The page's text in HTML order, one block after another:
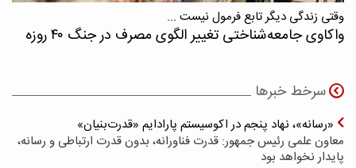
وقتی زندگی دیگر تابع فرمول نیست ...
واکاوی جامعه‌شناختی تغییر الگوی مصرف در جنگ ۴۰ روزه
سرخط خبرها
«رسانه»، نهاد پنجم در اکوسیستم پارادایم «قدرت‌بنیان»
معاون علمی رئیس جمهور: قدرت فناورانه، بدون قدرت ارتباطی و رسانه،
پایدار نخواهد بود